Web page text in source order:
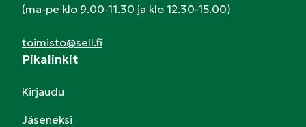
(ma-pe klo 9.00-11.30 ja klo 12.30-15.00)
toimisto@sell.fi
Pikalinkit
Kirjaudu
Jäseneksi